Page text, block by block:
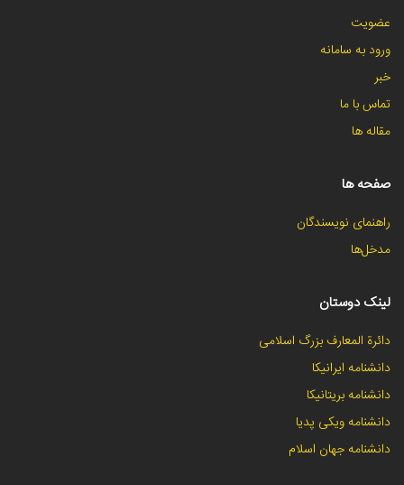
عضویت
ورود به سامانه
خبر
تماس با ما
مقاله ها
صفحه ها
راهنمای نویسندگان
مدخل‌ها
لینک دوستان
دائرة المعارف بزرگ اسلامی
دانشنامه ایرانیکا
دانشنامه بریتانیکا
دانشنامه ویکی پدیا
دانشنامه جهان اسلام